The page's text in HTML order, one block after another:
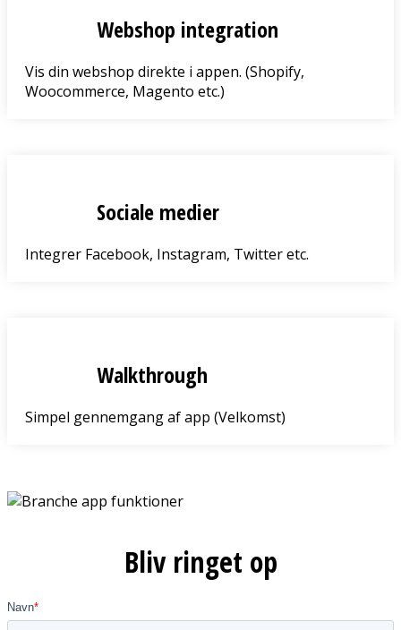
Webshop integration
Vis din webshop direkte i appen. (Shopify,
Woocommerce, Magento etc.)
Sociale medier
Integrer Facebook, Instagram, Twitter etc.
Walkthrough
Simpel gennemgang af app (Velkomst)
Bliv ringet op